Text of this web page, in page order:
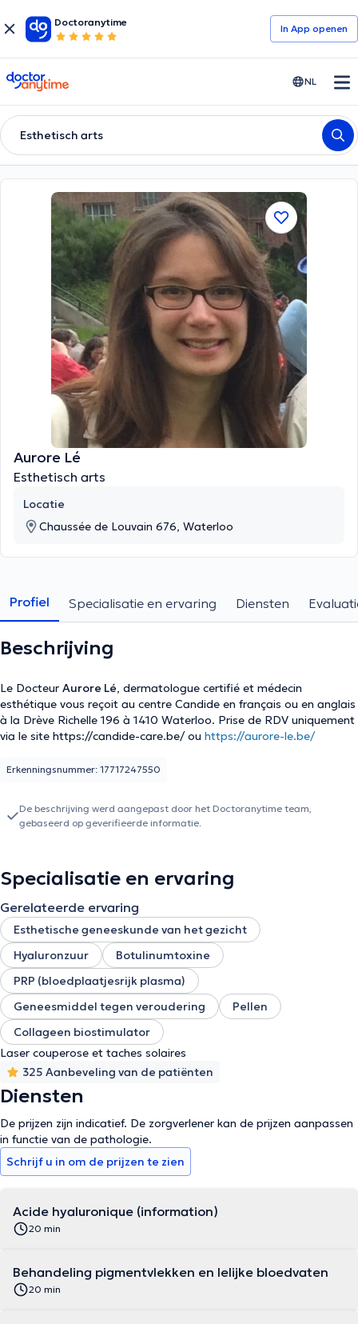
Doctoranytime
In App openen
doctoranytime NL
Esthetisch arts
Aurore Lé
Esthetisch arts
Locatie
Chaussée de Louvain 676, Waterloo
Profiel Specialisatie en ervaring Diensten
Beschrijving
Le Docteur Aurore Lé, dermatologue certifié et médecin
esthétique vous reçoit au centre Candide en français ou en anglais
à la Drève Richelle 196 à 1410 Waterloo. Prise de RDV uniquement
via le site https://candide-care.be/ou https://aurore-le.be/
Erkenningsnummer: 17717247550
De beschrijving werd aangepast door het Doctoranytime team,
gebaseerd op geverifieerde informatie.
Specialisatie en ervaring
Gerelateerde ervaring
Esthetische geneeskunde van het gezicht
Hyaluronzuur
Botulinumtoxine
PRP (bloedplaatjesrijk plasma)
Geneesmiddel tegen veroudering
Pellen
Collageen biostimulator
Laser couperose et taches solaires
325 Aanbeveling van de patiënten
Diensten
De prijzen zijn indicatief. De zorgverlener kan de prijzen aanpassen
in functie van de pathologie.
Schrijf u in om de prijzen te zien
Acide hyaluronique (information)
20 min
Behandeling pigmentvlekken en lelijke bloedvaten
20 min